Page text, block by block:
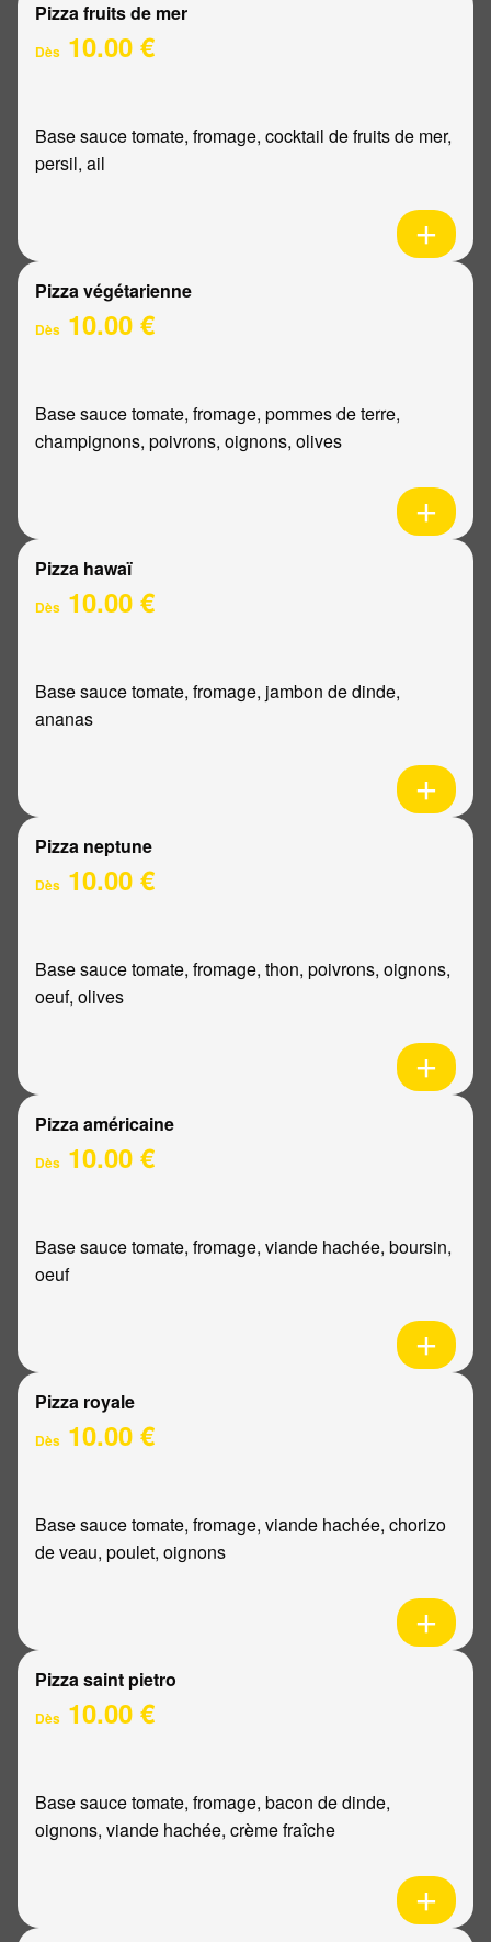
Pizza fruits de mer
Dès 10.00 €
Base sauce tomate, fromage, cocktail de fruits de mer,
persil, ail
Pizza végétarienne
Dès 10.00 €
Base sauce tomate, fromage, pommes de terre,
champignons, poivrons, oignons, olives
Pizza hawaï
Dès 10.00 €
Base sauce tomate, fromage, jambon de dinde,
ananas
Pizza neptune
Dès 10.00 €
Base sauce tomate, fromage, thon, poivrons, oignons,
oeuf, olives
Pizza américaine
Dès 10.00 €
Base sauce tomate, fromage, viande hachée, boursin,
oeuf
Pizza royale
Dès 10.00 €
Base sauce tomate, fromage, viande hachée, chorizo
de veau, poulet, oignons
Pizza saint pietro
Dès 10.00 €
Base sauce tomate, fromage, bacon de dinde,
oignons, viande hachée, crème fraîche